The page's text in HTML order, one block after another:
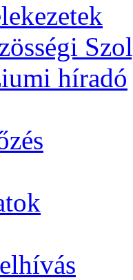
híradó